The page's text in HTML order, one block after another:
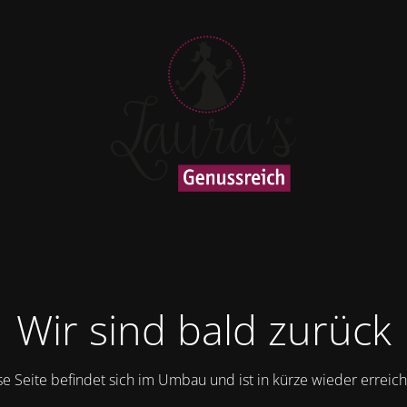
Wir sind bald zurück
Seite befindet sich im Umbau und ist in kürze wieder